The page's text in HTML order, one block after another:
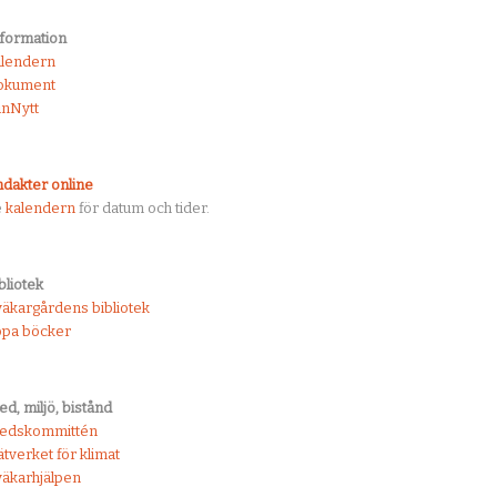
online
kalendern för datum och tider.
bibliotek
böcker
miljö, bistånd
för klimat